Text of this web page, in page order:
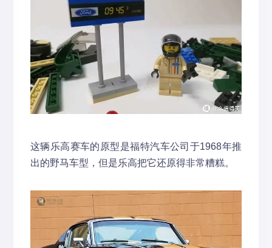
这辆乐高赛车的原型是福特汽车公司于1968年推
出的野马车型，但是乐高把它还原得非常糟糕。